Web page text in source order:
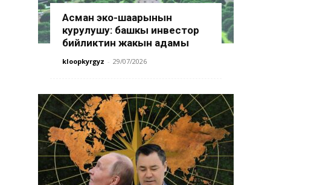
Асман эко-шаарынын
курулушу: башкы инвестор
бийликтин жакын адамы
kloopkyrgyz - 29/07/2026